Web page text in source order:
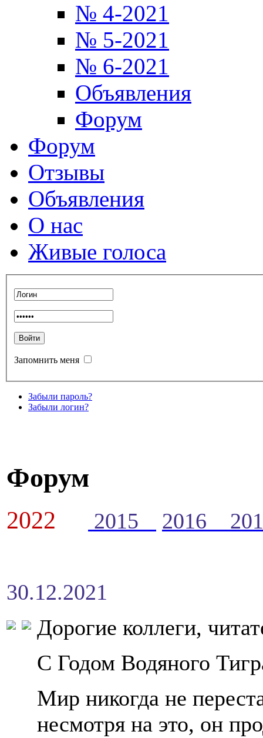
№ 4-2021
№ 5-2021
№ 6-2021
Объявления
Форум
Форум
Отзывы
Объявления
О нас
Живые голоса
Запомнить меня
Забыли пароль?
Забыли логин?
Форум
2022 2015 2016
30.12.2021
Дорогие коллеги,
С Годом Водяного
Мир никогда не
несмотря на это, он